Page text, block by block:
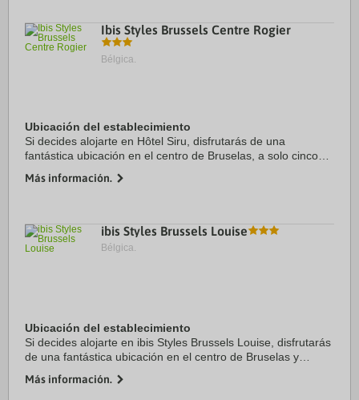
Ibis Styles Brussels Centre Rogier
Bélgica.
Ubicación del establecimiento
Si decides alojarte en Hôtel Siru, disfrutarás de una
fantástica ubicación en el centro de Bruselas, a solo cinco
Taxis. Además, este hotel se ...
Más información.
ibis Styles Brussels Louise
Bélgica.
Ubicación del establecimiento
Si decides alojarte en ibis Styles Brussels Louise, disfrutarás
de una fantástica ubicación en el centro de Bruselas y
Grand Place y Avenue Louise. ...
Más información.